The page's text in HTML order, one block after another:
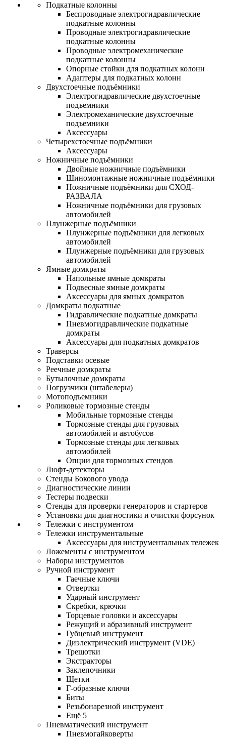
Подкатные колонны
Беспроводные электрогидравлические
подкатные колонны
Проводные электрогидравлические
подкатные колонны
Проводные электромеханические
подкатные колонны
Опорные стойки для подкатных колонн
Адаптеры для подкатных колонн
Двухстоечные подъёмники
Электрогидравлические двухстоечные
подъемники
Электромеханические двухстоечные
подъемники
Аксессуары
Четырехстоечные подъёмники
Аксессуары
Ножничные подъёмники
Двойные ножничные подъёмники
Шиномонтажные ножничные подъёмники
Ножничные подъёмники для СХОД-
РАЗВАЛА
Ножничные подъёмники для грузовых
автомобилей
Плунжерные подъёмники
Плунжерные подъёмники для легковых
автомобилей
Плунжерные подъёмники для грузовых
автомобилей
Ямные домкраты
Напольные ямные домкраты
Подвесные ямные домкраты
Аксессуары для ямных домкратов
Домкраты подкатные
Гидравлические подкатные домкраты
Пневмогидравлические подкатные
домкраты
Аксессуары для подкатных домкратов
Траверсы
Подставки осевые
Реечные домкраты
Бутылочные домкраты
Погрузчики (штабелеры)
Мотоподъемники
Роликовые тормозные стенды
Мобильные тормозные стенды
Тормозные стенды для грузовых
автомобилей и автобусов
Тормозные стенды для легковых
автомобилей
Опции для тормозных стендов
Люфт-детекторы
Стенды Бокового увода
Диагностические линии
Тестеры подвески
Стенды для проверки генераторов и стартеров
Установки для диагностики и очистки форсунок
Тележки с инструментом
Тележки инструментальные
Аксессуары для инструментальных тележек
Ложементы с инструментом
Наборы инструментов
Ручной инструмент
Гаечные ключи
Отвертки
Ударный инструмент
Скребки, крючки
Торцевые головки и аксессуары
Режущий и абразивный инструмент
Губцевый инструмент
Диэлектрический инструмент (VDE)
Трещотки
Экстракторы
Заклепочники
Щетки
Г-образные ключи
Биты
Резьбонарезной инструмент
Ещё 5
Пневматический инструмент
Пневмогайковерты